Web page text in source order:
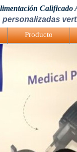
Calificado
Producto